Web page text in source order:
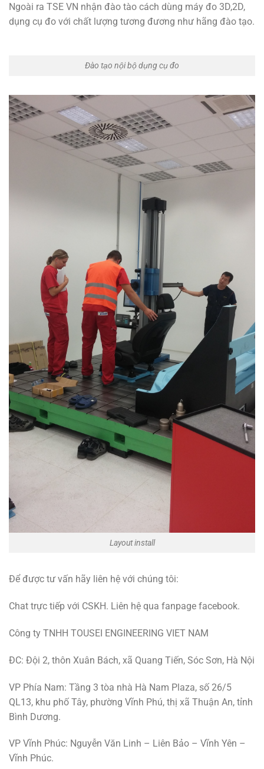
Ngoài ra TSE VN nhận đào tào cách dùng máy đo 3D,2D,
dụng cụ đo với chất lượng tương đương như hãng đào tạo.
Đào tạo nội bộ dụng cụ đo
Layout install
Để được tư vấn hãy liên hệ với chúng tôi:
Chat trực tiếp với CSKH. Liên hệ qua fanpage facebook.
Công ty TNHH TOUSEI ENGINEERING VIET NAM
ĐC: Đội 2, thôn Xuân Bách, xã Quang Tiến, Sóc Sơn, Hà Nội
VP Phía Nam: Tầng 3 tòa nhà Hà Nam Plaza, số 26/5
QL13, khu phố Tây, phường Vĩnh Phú, thị xã Thuận An, tỉnh
Bình Dương.
VP Vĩnh Phúc: Nguyễn Văn Linh – Liên Bảo – Vĩnh Yên –
Vĩnh Phúc.